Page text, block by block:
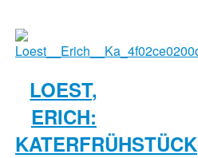
LOEST,
ERICH:
KATERFRÜHSTÜCK